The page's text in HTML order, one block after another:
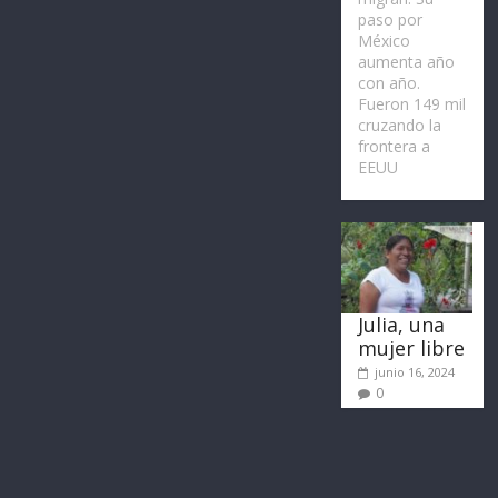
paso por
México
aumenta año
con año.
Fueron 149 mil
cruzando la
frontera a
EEUU
Julia, una
mujer libre
junio 16, 2024
0